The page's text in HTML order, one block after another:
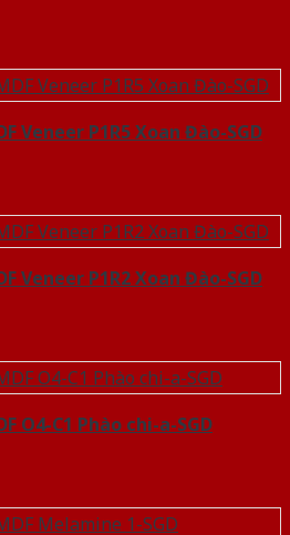
Veneer P1R5 Xoan Đào-SGD
Veneer P1R2 Xoan Đào-SGD
O4-C1 Phào chi-a-SGD